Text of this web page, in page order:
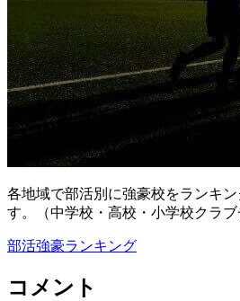
各地域で部活別に強豪校をランキ
す。（中学校・高校・小学校クラブ
部活強豪ランキング
コメント